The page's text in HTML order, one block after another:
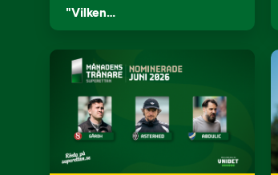
"Vilken…